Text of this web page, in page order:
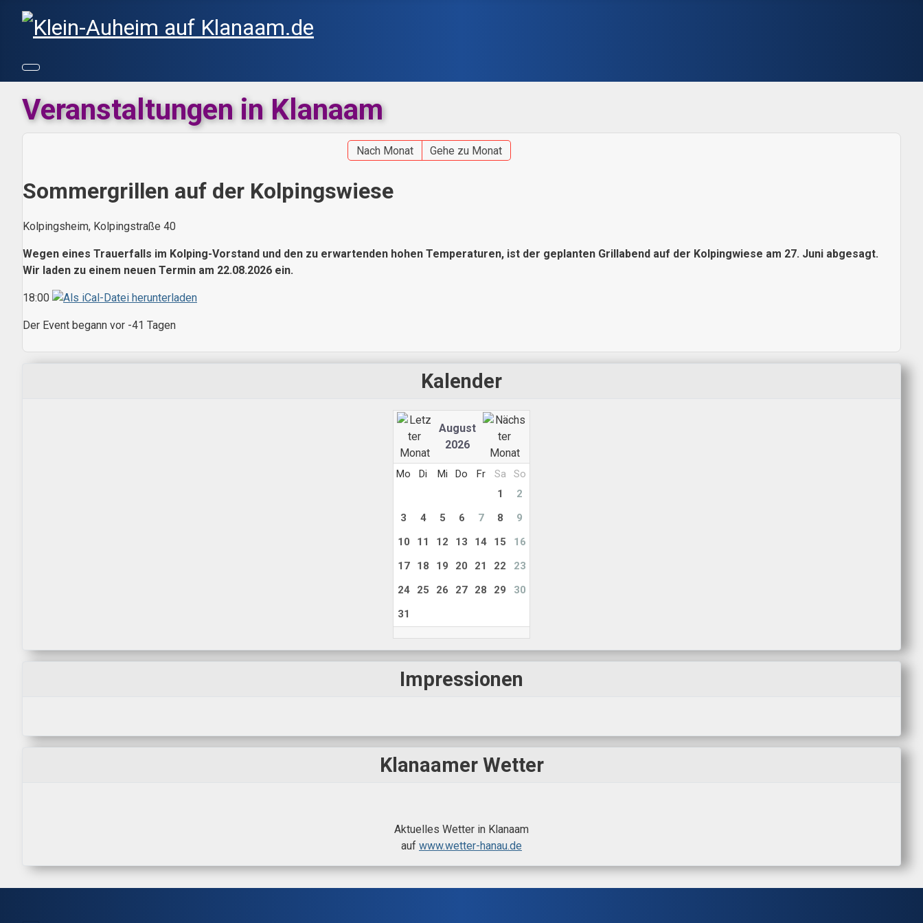
Veranstaltungen in Klanaam
Nach Monat Gehe zu Monat
Sommergrillen auf der Kolpingswiese
Kolpingsheim, Kolpingstraße 40
Wegen eines Trauerfalls im Kolping-Vorstand und den zu erwartenden hohen Temperaturen, ist der geplanten Grillabend auf der Kolpingwiese am 27. Juni abgesagt.
Wir laden zu einem neuen Termin am 22.08.2026 ein.
18:00
Der Event begann vor -41 Tagen
Kalender
August
2026
Mo Di Mi Do Fr Sa
So
1
2
3
4 5 6 7 8
9
10
11 12 13 14 15
16
17
18 19 20 21 22
23
24
25 26 27 28 29
30
31
Impressionen
Klanaamer Wetter
Aktuelles Wetter in Klanaam
auf www.wetter-hanau.de